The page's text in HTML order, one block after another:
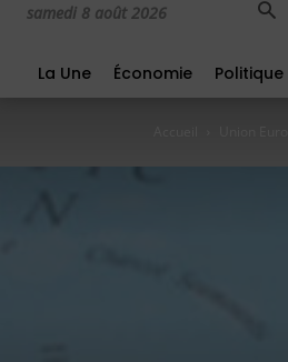
samedi 8 août 2026
La Une Économie Politique